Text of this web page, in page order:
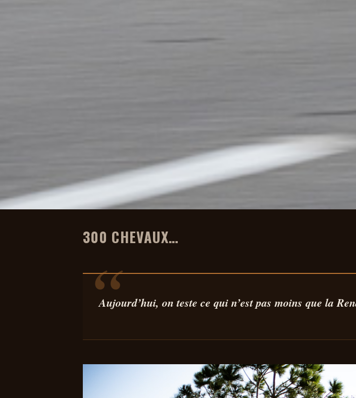
ESSAI RENAULT
ALPINE : LA RENAULT
PLUS PUISSANTE
PRODUITE !
LOÏC PONTANI
300 CHEVAUX…
Aujourd’hui, on teste ce qui n’est pas moins que la